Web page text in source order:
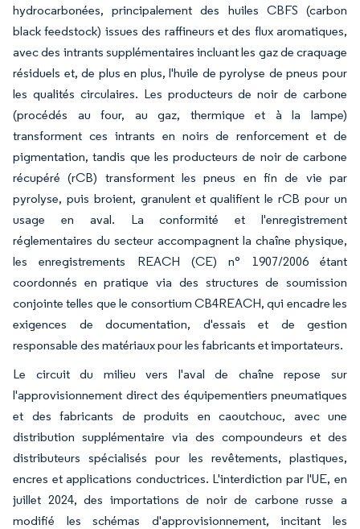
hydrocarbonées, principalement des huiles CBFS (carbon
black feedstock) issues des raffineurs et des flux aromatiques,
avec des intrants supplémentaires incluant les gaz de craquage
résiduels et, de plus en plus, l'huile de pyrolyse de pneus pour
les qualités circulaires. Les producteurs de noir de carbone
(procédés au four, au gaz, thermique et à la lampe)
transforment ces intrants en noirs de renforcement et de
pigmentation, tandis que les producteurs de noir de carbone
récupéré (rCB) transforment les pneus en fin de vie par
pyrolyse, puis broient, granulent et qualifient le rCB pour un
usage en aval. La conformité et l'enregistrement
réglementaires du secteur accompagnent la chaîne physique,
les enregistrements REACH (CE) n° 1907/2006 étant
coordonnés en pratique via des structures de soumission
conjointe telles que le consortium CB4REACH, qui encadre les
exigences de documentation, d'essais et de gestion
responsable des matériaux pour les fabricants et importateurs.
Le circuit du milieu vers l'aval de chaîne repose sur
l'approvisionnement direct des équipementiers pneumatiques
et des fabricants de produits en caoutchouc, avec une
distribution supplémentaire via des compoundeurs et des
distributeurs spécialisés pour les revêtements, plastiques,
encres et applications conductrices. L'interdiction par l'UE, en
juillet 2024, des importations de noir de carbone russe a
modifié les schémas d'approvisionnement, incitant les